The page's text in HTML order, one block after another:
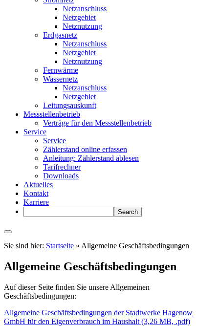
Netzanschluss
Netzgebiet
Netznutzung
Erdgasnetz
Netzanschluss
Netzgebiet
Netznutzung
Fernwärme
Wassernetz
Netzanschluss
Netzgebiet
Leitungsauskunft
Messstellenbetrieb
Verträge für den Messstellenbetrieb
Service
Service
Zählerstand online erfassen
Anleitung: Zählerstand ablesen
Tarifrechner
Downloads
Aktuelles
Kontakt
Karriere
Sie sind hier: Startseite » Allgemeine Geschäftsbedingungen
Allgemeine Geschäftsbedingungen
Auf dieser Seite finden Sie unsere Allgemeinen
Geschäftsbedingungen:
Allgemeine Geschäftsbedingungen der Stadtwerke Hagenow
GmbH für den Eigenverbrauch im Haushalt (3,26 MB, .pdf)